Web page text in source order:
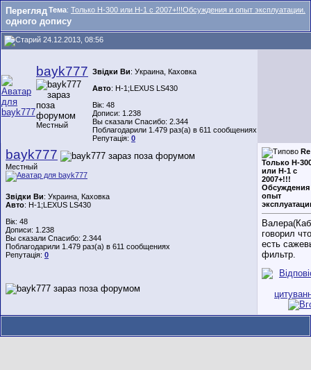
Тема: Только Н-300 или Н-1 с 2007+!!!Обсуждения и опыт эксплуатации.
Перегляд
одного допису
24.12.2013, 08:56
bayk777
Местный
Звідки Ви: Украина, Каховка
Авто: Н-1;LEXUS LS430
Вік: 48
Дописи: 1.238
Вы сказали Спасибо: 2.344
Поблагодарили 1.479 раз(а) в 611 сообщениях
Репутація: 0
bayk777
Местный
Звідки Ви: Украина, Каховка
Авто: Н-1;LEXUS LS430
Вік: 48
Дописи: 1.238
Вы сказали Спасибо: 2.344
Поблагодарили 1.479 раз(а) в 611 сообщениях
Репутація: 0
Только Н-
или Н-1 с
2007+!!!
Обсуждения
опыт
говорил что
есть
фильтр.